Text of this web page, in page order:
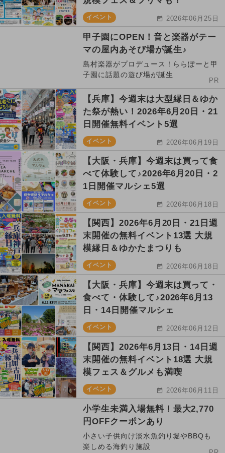
イベント 2026年06月25日
甲子園にOPEN！音と楽器がテー
マの屋内あそび場が誕生♪
島村楽器がプロデュース！ららぽーと甲
子園に話題の遊び場が誕生
PR
【兵庫】今週末は大型縁日＆ゆか
た祭が熱い！2026年6月20日・21
日開催無料イベント5選
イベント 2026年06月19日
【大阪・兵庫】今週末は買って食
べて体験して♪2026年6月20日・2
1日開催マルシェ5選
イベント 2026年06月18日
【関西】2026年6月20日・21日週
末開催の無料イベント13選 大規
模縁日＆ゆかたまつりも
イベント 2026年06月18日
【大阪・兵庫】今週末は買って・
食べて・体験して♪2026年6月13
日・14日開催マルシェ
イベント 2026年06月12日
【関西】2026年6月13日・14日週
末開催の無料イベント18選 大規
模フェス＆グルメも満喫
イベント 2026年06月11日
小学生未満入場無料！最大2,770
円OFFクーポンあり
小さい子供向け淡水魚釣り堀やBBQも
楽しめる海釣り施設